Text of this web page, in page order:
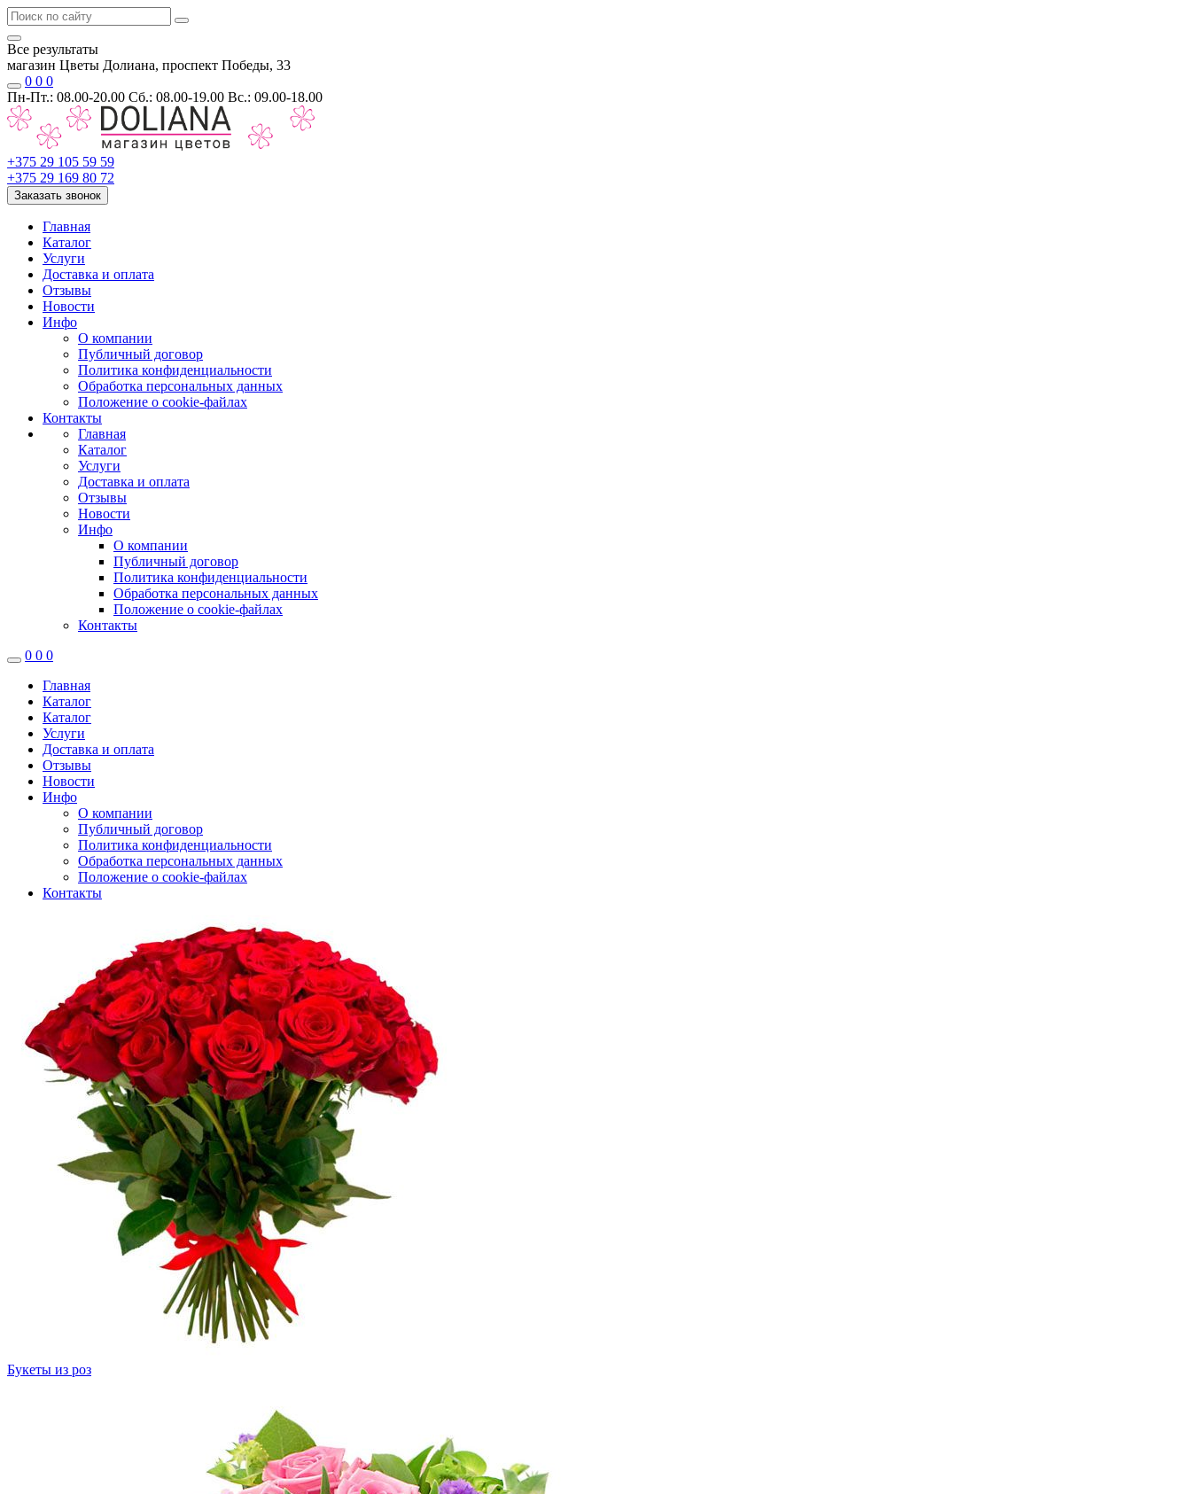
Все результаты
магазин Цветы Долиана, проспект Победы, 33
0 0 0
Пн-Пт.: 08.00-20.00 Сб.: 08.00-19.00 Вс.: 09.00-18.00
+375 29 105 59 59
+375 29 169 80 72
Заказать звонок
Главная
Каталог
Услуги
Доставка и оплата
Отзывы
Новости
Инфо
О компании
Публичный договор
Политика конфиденциальности
Обработка персональных данных
Положение о cookie-файлах
Контакты
Главная
Каталог
Услуги
Доставка и оплата
Отзывы
Новости
Инфо
О компании
Публичный договор
Политика конфиденциальности
Обработка персональных данных
Положение о cookie-файлах
Контакты
0 0 0
Главная
Каталог
Каталог
Услуги
Доставка и оплата
Отзывы
Новости
Инфо
О компании
Публичный договор
Политика конфиденциальности
Обработка персональных данных
Положение о cookie-файлах
Контакты
Букеты из роз